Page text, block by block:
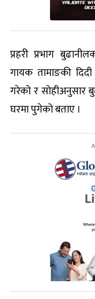
प्रहरी प्रभाग
गायक तामाङकी
गरेको र सोहीअनुसार
घरमा पुगेको बताए ।